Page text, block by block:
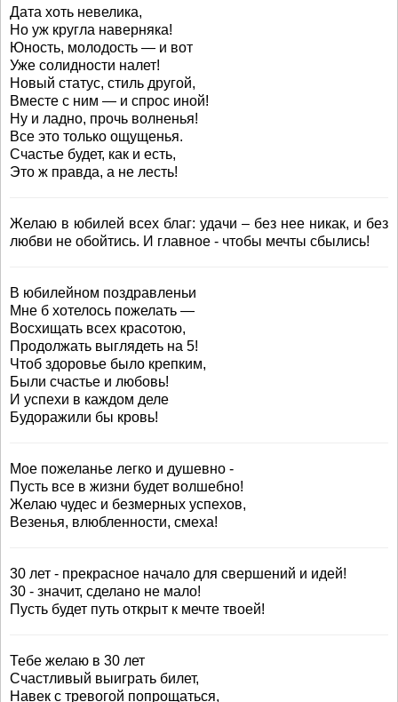
Дата хоть невелика,
Но уж кругла наверняка!
Юность, молодость — и вот
Уже солидности налет!
Новый статус, стиль другой,
Вместе с ним — и спрос иной!
Ну и ладно, прочь волненья!
Все это только ощущенья.
Счастье будет, как и есть,
Это ж правда, а не лесть!
Желаю в юбилей всех благ: удачи – без нее никак, и без
любви не обойтись. И главное - чтобы мечты сбылись!
В юбилейном поздравленьи
Мне б хотелось пожелать —
Восхищать всех красотою,
Продолжать выглядеть на 5!
Чтоб здоровье было крепким,
Были счастье и любовь!
И успехи в каждом деле
Будоражили бы кровь!
Мое пожеланье легко и душевно -
Пусть все в жизни будет волшебно!
Желаю чудес и безмерных успехов,
Везенья, влюбленности, смеха!
30 лет - прекрасное начало для свершений и идей!
30 - значит, сделано не мало!
Пусть будет путь открыт к мечте твоей!
Тебе желаю в 30 лет
Счастливый выиграть билет,
Навек с тревогой попрощаться,